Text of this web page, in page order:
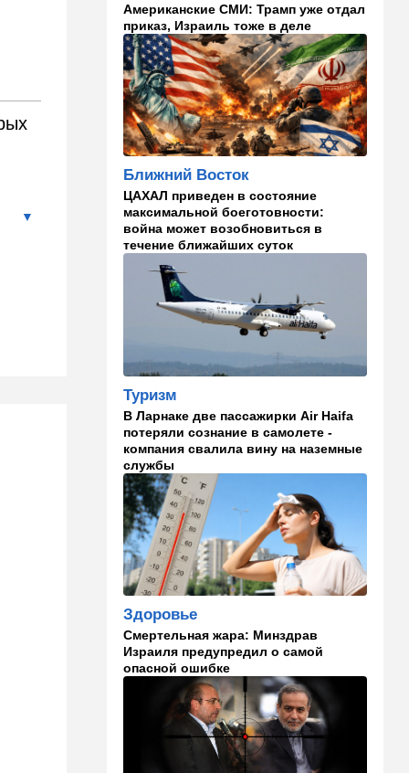
14:41 Ближний Восток
Россия и Китай усиливают
поддержку Ирана: война с
США меняет баланс сил
14:18 Мнения
"Это ваше туда-сюда
страшно раздражает"
14:06 Транспорт
Что изменилось в аэропорту
Бен-Гурион после войны:
новые правила,
безопасность и советы
пассажирам
13:58 Здоровье
Какие продукты помогают
что выяснили ученые
13:47 Ближний Восток
Турция все ближе подходит
к опасной черте в
отношениях с Израилем:
провокационное заявление
13:45 В мире
Помидоры научились
предупреждать соседей об
опасном вирусе
Что действительно помогает
пережить израильскую
жару, а что является мифом.
Разбираемся
Израиль
США суют Израилю палки в
колеса после гибели
военных в Ливане
Американские СМИ: Трамп уже отдал
приказ, Израиль тоже в деле
Ближний Восток
ЦАХАЛ приведен в состояние
максимальной боеготовности:
война может возобновиться в
течение ближайших суток
Туризм
В Ларнаке две пассажирки Air Haifa
потеряли сознание в самолете -
компания свалила вину на наземные
службы
Здоровье
Смертельная жара: Минздрав
Израиля предупредил о самой
опасной ошибке